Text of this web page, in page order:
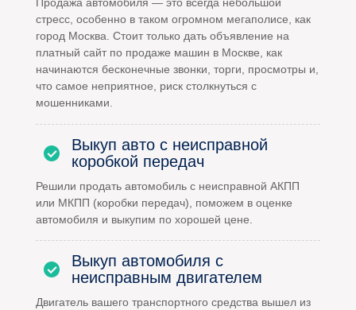
Продажа автомобиля — это всегда небольшой
стресс, особенно в таком огромном мегаполисе, как
город Москва. Стоит только дать объявление на
платный сайт по продаже машин в Москве, как
начинаются бесконечные звонки, торги, просмотры и,
что самое неприятное, риск столкнуться с
мошенниками.
Выкуп авто с неисправной
коробкой передач
Решили продать автомобиль с неисправной АКПП
или МКПП (коробки передач), поможем в оценке
автомобиля и выкупим по хорошей цене.
Выкуп автомобиля с
неисправным двигателем
Двигатель вашего транспортного средства вышел из